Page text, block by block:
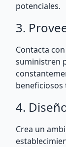
potenciales.
3.
Contacta
suministren
4.
Crea un